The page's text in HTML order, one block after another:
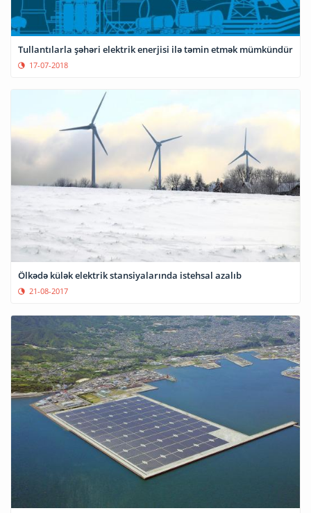
Tullantılarla şəhəri elektrik enerjisi ilə təmin etmək mümkündür
17-07-2018
Ölkədə külək elektrik stansiyalarında istehsal azalıb
21-08-2017